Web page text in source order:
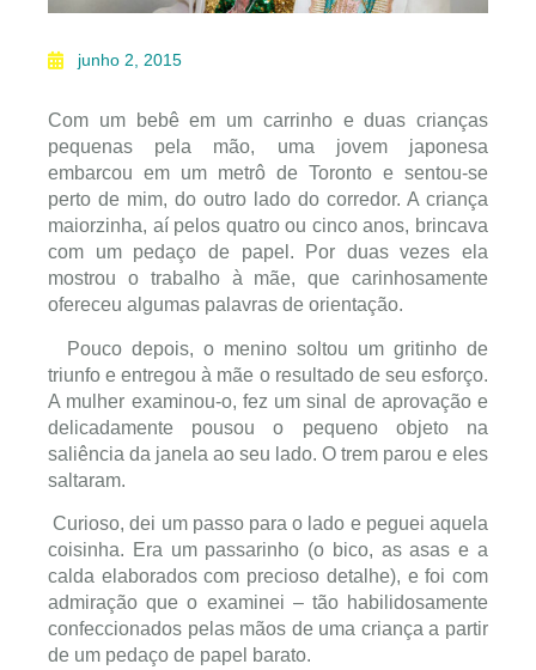
junho 2, 2015
Com um bebê em um carrinho e duas crianças
pequenas pela mão, uma jovem japonesa
embarcou em um metrô de Toronto e sentou-se
perto de mim, do outro lado do corredor. A criança
maiorzinha, aí pelos quatro ou cinco anos, brincava
com um pedaço de papel. Por duas vezes ela
mostrou o trabalho à mãe, que carinhosamente
ofereceu algumas palavras de orientação.
Pouco depois, o menino soltou um gritinho de
triunfo e entregou à mãe o resultado de seu esforço.
A mulher examinou-o, fez um sinal de aprovação e
delicadamente pousou o pequeno objeto na
saliência da janela ao seu lado. O trem parou e eles
saltaram.
Curioso, dei um passo para o lado e peguei aquela
coisinha. Era um passarinho (o bico, as asas e a
calda elaborados com precioso detalhe), e foi com
admiração que o examinei – tão habilidosamente
confeccionados pelas mãos de uma criança a partir
de um pedaço de papel barato.